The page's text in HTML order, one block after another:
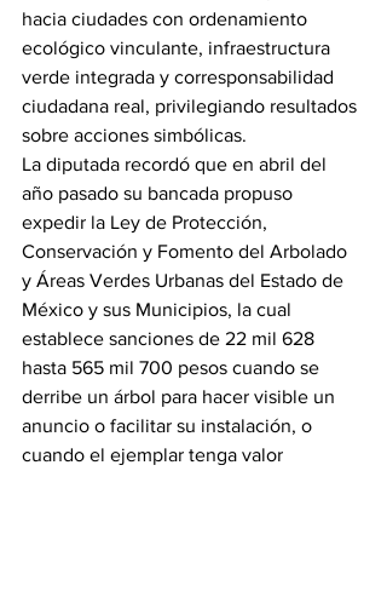
hacia ciudades con ordenamiento
ecológico vinculante, infraestructura
verde integrada y corresponsabilidad
ciudadana real, privilegiando resultados
sobre acciones simbólicas.
La diputada recordó que en abril del
año pasado su bancada propuso
expedir la Ley de Protección,
Conservación y Fomento del Arbolado
y Áreas Verdes Urbanas del Estado de
México y sus Municipios, la cual
establece sanciones de 22 mil 628
hasta 565 mil 700 pesos cuando se
derribe un árbol para hacer visible un
anuncio o facilitar su instalación, o
cuando el ejemplar tenga valor